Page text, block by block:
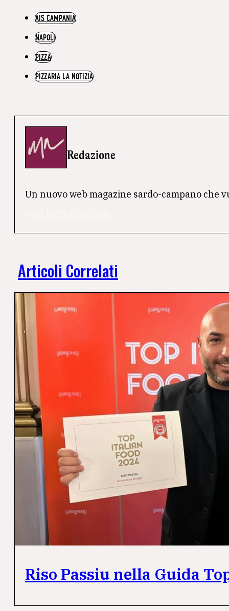
AIS CAMPANIA
NAPOLI
PIZZA
PIZZARIA LA NOTIZIA
Redazione
Un nuovo web magazine sardo-campano che
Articoli Correlati
Riso Passiu nella Guida